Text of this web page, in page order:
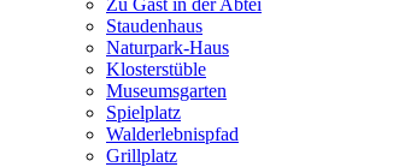
Zu Gast in der Abtei
Staudenhaus
Naturpark-Haus
Klosterstüble
Museumsgarten
Spielplatz
Walderlebnispfad
Grillplatz